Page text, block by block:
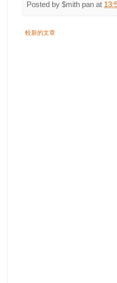
Posted by $mith pan at
較新的文章